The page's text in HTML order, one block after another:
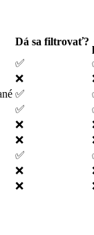
Dá sa filtrovať?
✅
❌
✅
✅
❌
❌
✅
❌
❌